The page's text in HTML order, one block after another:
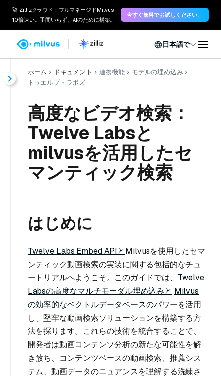
🚀 Zillizクラウド：フルマネージドMilvus -
10倍速い。手間いらず。AIのために構築。
今すぐ無料でお試しください。
日本語で
ホーム ドキュメント 連携機能
モデルの埋め込み
トゥエルブ・ラボズ
高度なビデオ検索：
Twelve Labsと
milvusを活用したセ
マンティック検索
はじめに
Twelve Labs Embed APIとMilvusを使用したセマ
ンティック動画検索の実装に関する包括的なチュ
ートリアルへようこそ。このガイドでは、 Twelve
Labsの高度なマルチモーダル埋め込みと Milvus
の効率的なベクトルデータベースのパワーを活用
し、堅牢な動画検索ソリューションを構築する方
法を探ります。これらの技術を統合することで、
開発者は動画コンテンツ分析の新たな可能性を解
き放ち、コンテンツベースの動画検索、推薦シス
テム、動画データのニュアンスを理解する洗練さ